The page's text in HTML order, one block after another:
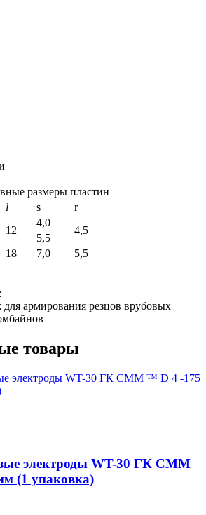
размеры пластин
l s
r
12
4,0
4,5
5,5
18 7,0
5,5
армирования резцов врубовых
товары
электроды WT-30 ГК СММ
(1 упаковка)